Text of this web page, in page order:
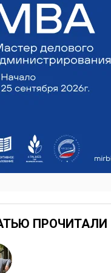
ПРОЧИТАЛИ